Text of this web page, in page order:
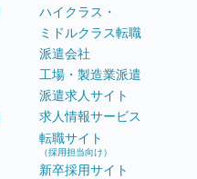
ハイクラス・
ミドルクラス転職
派遣会社
工場・製造業派遣
派遣求人サイト
求人情報サービス
転職サイト
（採用担当向け）
新卒採用サイト